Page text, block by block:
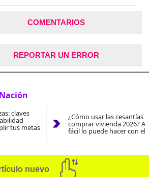
COMENTARIOS
REPORTAR UN ERROR
Nación
claves
tus metas
¿Cómo usar las cesantías
comprar vivienda 2026?
fácil lo puede hacer con el
nuevo